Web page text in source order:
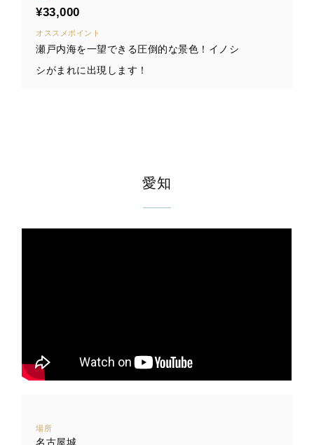
¥33,000
オススメポイント
瀬戸内海を一望できる圧倒的な景色！イノシ
シがまれに出現します！
愛知
場所
名古屋城